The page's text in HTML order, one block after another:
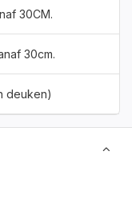
30CM.
30cm.
deuken)